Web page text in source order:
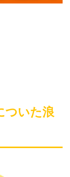
ついた浪